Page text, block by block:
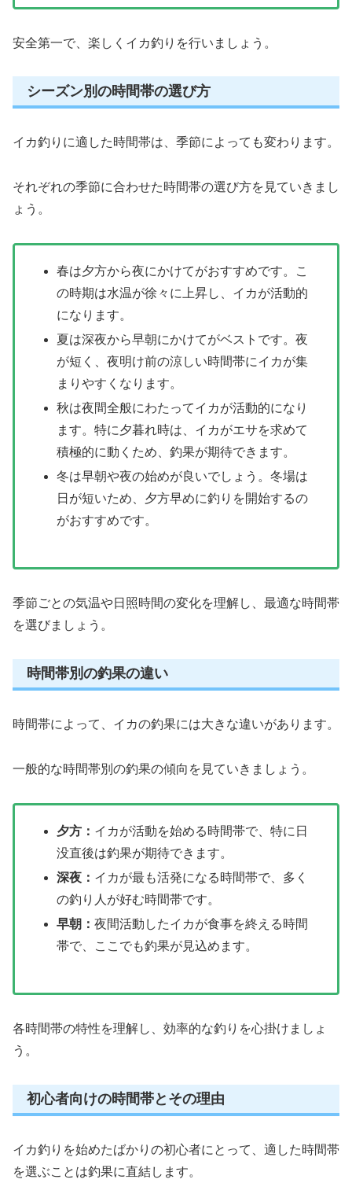
安全第一で、楽しくイカ釣りを行いましょう。
シーズン別の時間帯の選び方
イカ釣りに適した時間帯は、季節によっても変わります。
それぞれの季節に合わせた時間帯の選び方を見ていきまし
ょう。
春は夕方から夜にかけてがおすすめです。こ
の時期は水温が徐々に上昇し、イカが活動的
になります。
夏は深夜から早朝にかけてがベストです。夜
が短く、夜明け前の涼しい時間帯にイカが集
まりやすくなります。
秋は夜間全般にわたってイカが活動的になり
ます。特に夕暮れ時は、イカがエサを求めて
積極的に動くため、釣果が期待できます。
冬は早朝や夜の始めが良いでしょう。冬場は
日が短いため、夕方早めに釣りを開始するの
がおすすめです。
季節ごとの気温や日照時間の変化を理解し、最適な時間帯
を選びましょう。
時間帯別の釣果の違い
時間帯によって、イカの釣果には大きな違いがあります。
一般的な時間帯別の釣果の傾向を見ていきましょう。
夕方： イカが活動を始める時間帯で、特に日
没直後は釣果が期待できます。
深夜： イカが最も活発になる時間帯で、多く
の釣り人が好む時間帯です。
早朝：夜間活動したイカが食事を終える時間
帯で、ここでも釣果が見込めます。
各時間帯の特性を理解し、効率的な釣りを心掛けましょ
う。
初心者向けの時間帯とその理由
イカ釣りを始めたばかりの初心者にとって、適した時間帯
を選ぶことは釣果に直結します。